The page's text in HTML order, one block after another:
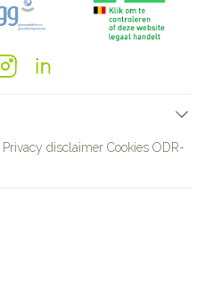
Privacy disclaimer Cookies ODR-